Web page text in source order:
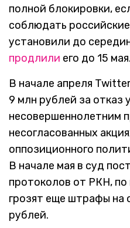
полной блокировки,
соблюдать
установили до
продлили его до 15 мая.
В начале апреля
9 млн рублей за отказ
несовершеннолетним
несогласованных
оппозиционного
В начале мая в суд
протоколов от РКН,
грозят еще штрафы на
рублей.